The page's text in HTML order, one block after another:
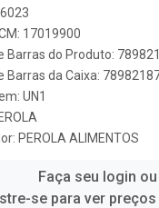
17019900
Barras do Produto:
Barras da Caixa:
UN1
PEROLA ALIMENTOS
Faça seu login ou
se para ver